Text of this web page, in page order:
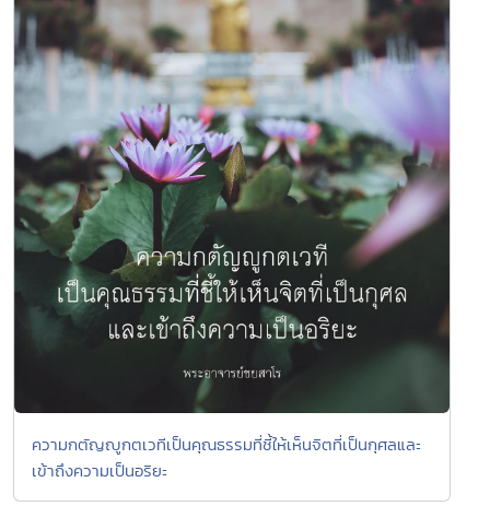
ความกตัญญูกตเวทีเป็นคุณธรรมที่ชี้ให้เห็นจิตที่เป็นกุศลและ
เข้าถึงความเป็นอริยะ